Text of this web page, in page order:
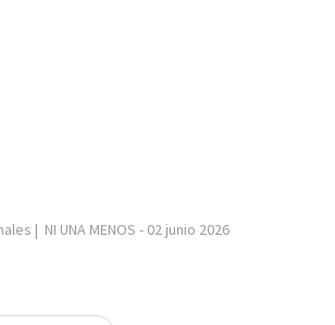
| NI UNA MENOS - 02 junio 2026